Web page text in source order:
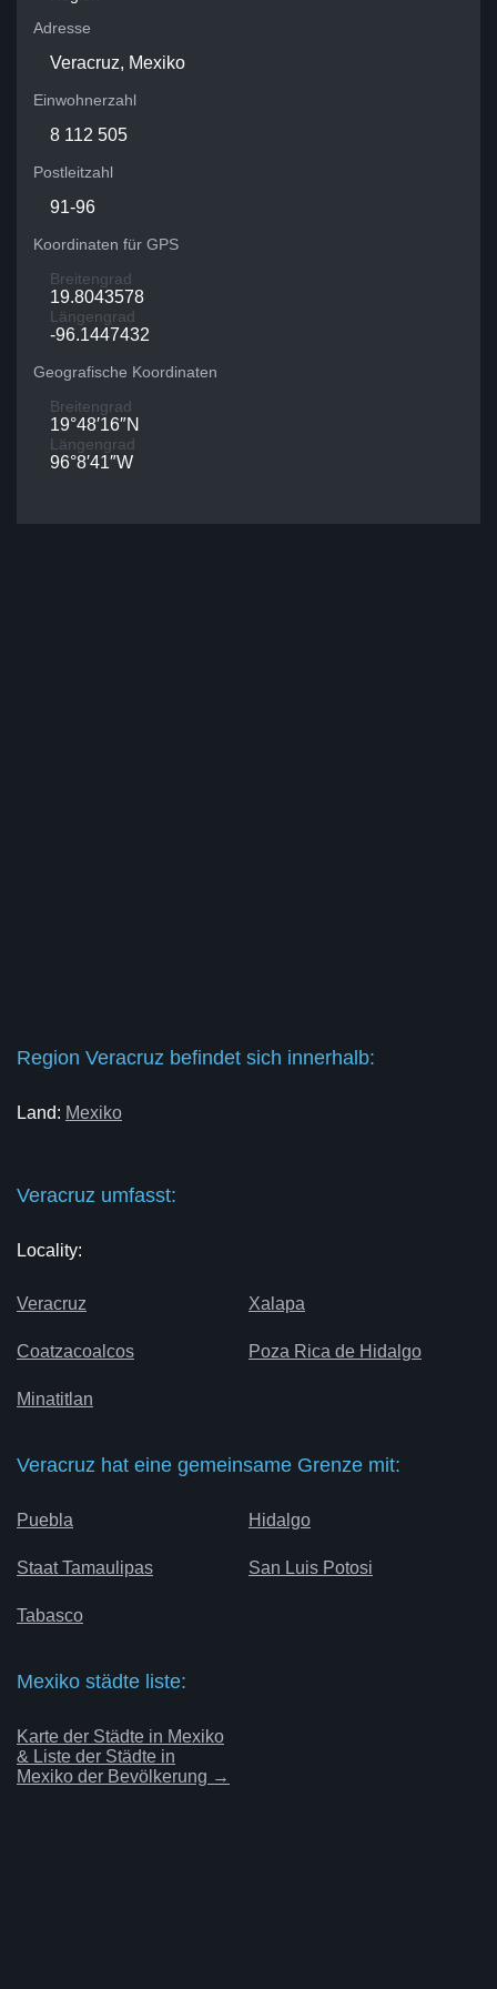
Adresse
Veracruz, Mexiko
Einwohnerzahl
8 112 505
Postleitzahl
91-96
Koordinaten für GPS
Breitengrad
19.8043578
Längengrad
-96.1447432
Geografische Koordinaten
Breitengrad
19°48′16″N
Längengrad
96°8′41″W
Region Veracruz befindet sich innerhalb:
Land: Mexiko
Veracruz umfasst:
Locality:
Veracruz Xalapa
Coatzacoalcos Poza Rica de Hidalgo
Minatitlan
Veracruz hat eine gemeinsame Grenze mit:
Puebla Hidalgo
Staat Tamaulipas San Luis Potosi
Tabasco
Mexiko städte liste:
Karte der Städte in Mexiko
& Liste der Städte in
Mexiko der Bevölkerung →